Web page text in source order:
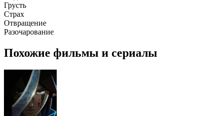
Грусть
Страх
Отвращение
Разочарование
Похожие фильмы и сериалы